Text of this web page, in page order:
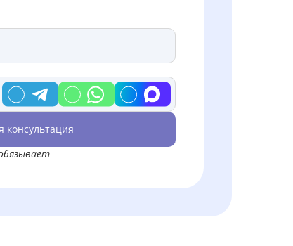
консультация